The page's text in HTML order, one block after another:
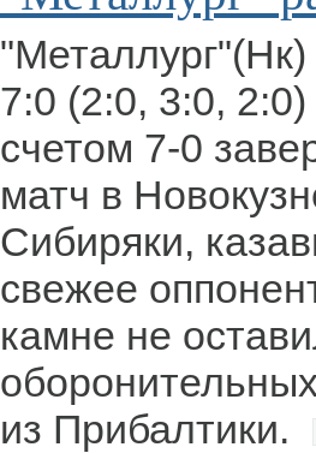
7:0 (2:0, 3:0,
счетом 7-0
матч в
Сибиряки,
свежее
камне не
из Прибалтики.